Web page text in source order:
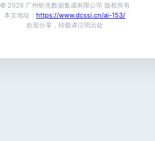
© 2026 广州钜兆数据集成有限公司 版权所有
本文地址： https://www.dcssi.cn/ai-153/
欢迎分享，转载请注明出处